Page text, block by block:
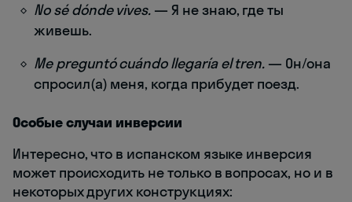
No sé dónde vives. — Я не знаю, где ты
живешь.
Me preguntó cuándo llegaría el tren. — Он/она
спросил(а) меня, когда прибудет поезд.
Особые случаи инверсии
Интересно, что в испанском языке инверсия
может происходить не только в вопросах, но и в
некоторых других конструкциях: